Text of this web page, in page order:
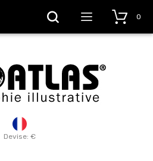
Devise: €
0